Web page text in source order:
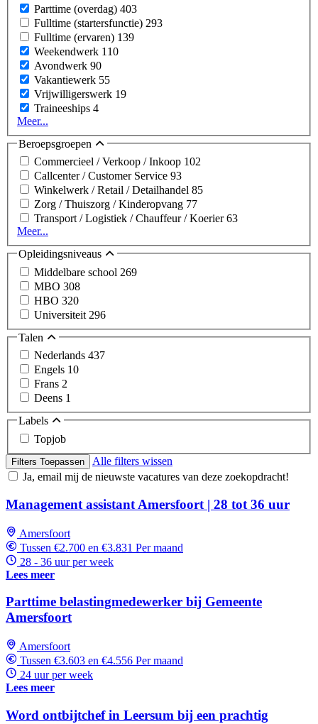
Parttime (overdag) 403
Fulltime (startersfunctie) 293
Fulltime (ervaren) 139
Weekendwerk 110
Avondwerk 90
Vakantiewerk 55
Vrijwilligerswerk 19
Traineeships 4
Meer...
Beroepsgroepen
Commercieel / Verkoop / Inkoop 102
Callcenter / Customer Service 93
Winkelwerk / Retail / Detailhandel 85
Zorg / Thuiszorg / Kinderopvang 77
Transport / Logistiek / Chauffeur / Koerier63
Meer...
Opleidingsniveaus
Middelbare school 269
MBO 308
HBO 320
Universiteit 296
Talen
Nederlands 437
Engels 10
Frans 2
Deens 1
Labels
Topjob
Filters Toepassen
Alle filters wissen
Ja, email mij de nieuwste vacatures van deze zoekopdracht!
Management assistant Amersfoort | 28 tot 36 uur
Amersfoort
Tussen €2.700 en €3.831 Per maand
28 - 36 uur per week
Lees meer
Parttime belastingmedewerker bij Gemeente
Amersfoort
Amersfoort
Tussen €3.603 en €4.556 Per maand
24 uur per week
Lees meer
Word ontbijtchef in Leersum bij een prachtig